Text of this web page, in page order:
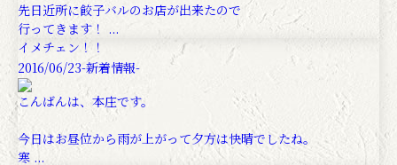
先日近所に餃子バルのお店が出来たので
行ってきます！ ...
イメチェン！！
2016/06/23-新着情報-
こんばんは、本庄です。
今日はお昼位から雨が上がって夕方は快晴でしたね。
寒 ...